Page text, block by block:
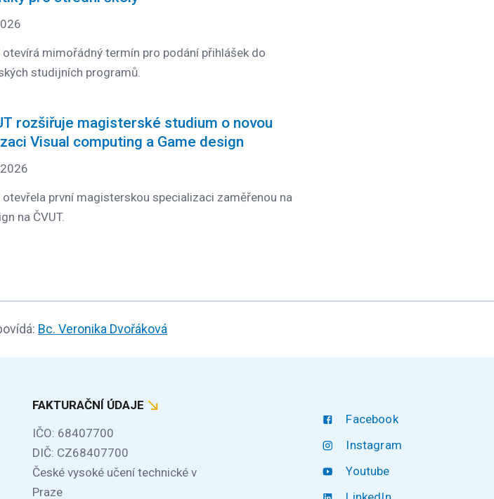
otevírá mimořádný termín pro podání přihlášek do
studijních programů.
rozšiřuje magisterské studium o novou
Visual computing a Game design
otevřela první magisterskou specializaci zaměřenou na
na ČVUT.
Bc. Veronika Dvořáková
FAKTURAČNÍ ÚDAJE
IČO: 68407700
DIČ: CZ68407700
České vysoké učení technické v
Praze
Facebook
Instagram
Youtube